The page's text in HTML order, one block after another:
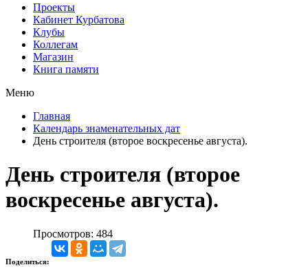
Проекты
Кабинет Курбатова
Клубы
Коллегам
Магазин
Книга памяти
Меню
Главная
Календарь знаменательных дат
День строителя (второе воскресенье августа).
День строителя (второе
воскресенье августа).
Просмотров: 484
Поделиться: